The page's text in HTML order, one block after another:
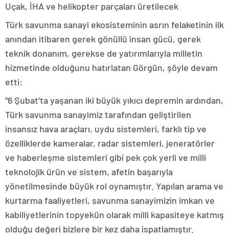
Uçak, İHA ve helikopter parçaları üretilecek
Türk savunma sanayi ekosisteminin asrın felaketinin ilk
anından itibaren gerek gönüllü insan gücü, gerek
teknik donanım, gerekse de yatırımlarıyla milletin
hizmetinde olduğunu hatırlatan Görgün, şöyle devam
etti:
“6 Şubat’ta yaşanan iki büyük yıkıcı depremin ardından,
Türk savunma sanayimiz tarafından geliştirilen
insansız hava araçları, uydu sistemleri, farklı tip ve
özelliklerde kameralar, radar sistemleri, jeneratörler
ve haberleşme sistemleri gibi pek çok yerli ve milli
teknolojik ürün ve sistem, afetin başarıyla
yönetilmesinde büyük rol oynamıştır. Yapılan arama ve
kurtarma faaliyetleri, savunma sanayimizin imkan ve
kabiliyetlerinin topyekün olarak milli kapasiteye katmış
olduğu değeri bizlere bir kez daha ispatlamıştır.